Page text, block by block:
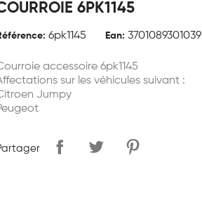
6PK1145
6pk1145 Ean: 3701089301039
accessoire 6pk1145
sur les véhicules suivant :
Jumpy